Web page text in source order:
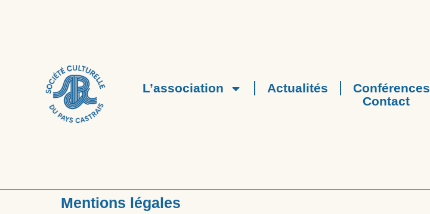
L’association Actualités Conférences
Contact
Mentions légales